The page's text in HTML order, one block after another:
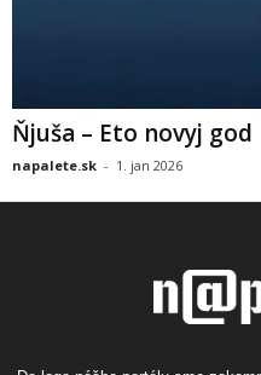
Ňjuša – Eto novyj god
napalete.sk - 1. jan 2026